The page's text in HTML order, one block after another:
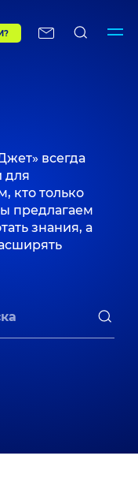
всегда
для
кто только
предлагаем
знания, а